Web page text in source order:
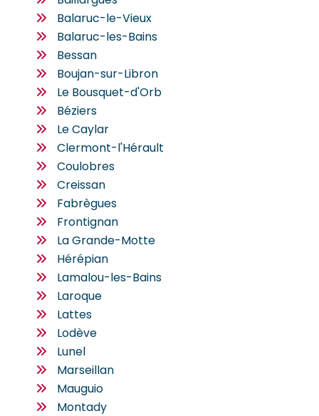
Balaruc-le-Vieux
Balaruc-les-Bains
Bessan
Boujan-sur-Libron
Le Bousquet-d'Orb
Béziers
Le Caylar
Clermont-l'Hérault
Coulobres
Creissan
Fabrègues
Frontignan
La Grande-Motte
Hérépian
Lamalou-les-Bains
Laroque
Lattes
Lodève
Lunel
Marseillan
Mauguio
Montady